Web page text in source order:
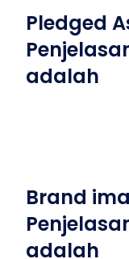
Pledged
adalah
Brand
adalah